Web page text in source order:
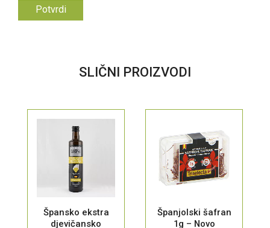
SLIČNI PROIZVODI
Špansko ekstra
djevičansko
Španjolski šafran
1g – Novo